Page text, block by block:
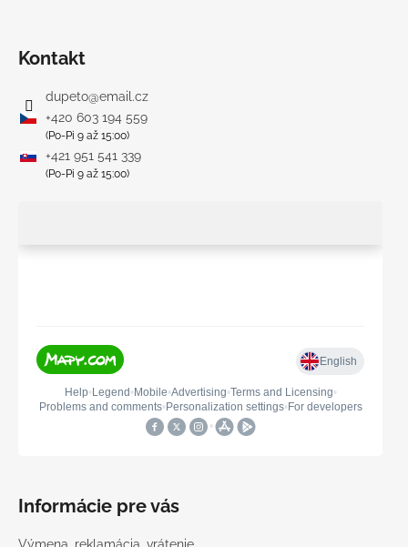
Kontakt
dupeto@email.cz
+420 603 194 559
(Po-Pi 9 až 15:00)
+421 951 541 339
(Po-Pi 9 až 15:00)
Informácie pre vás